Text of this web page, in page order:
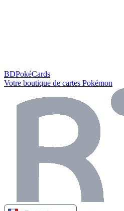
BDPokéCards
Votre boutique de cartes Pokémon